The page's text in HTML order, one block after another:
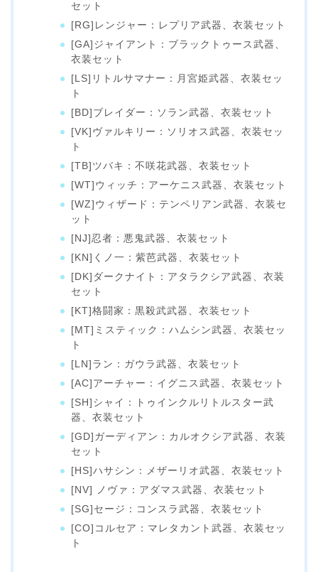
セット
[RG]レンジャー：レプリア武器、衣装セット
[GA]ジャイアント：ブラックトゥース武器、
衣装セット
[LS]リトルサマナー：月宮姫武器、衣装セッ
ト
[BD]ブレイダー：ソラン武器、衣装セット
[VK]ヴァルキリー：ソリオス武器、衣装セッ
ト
[TB]ツバキ：不咲花武器、衣装セット
[WT]ウィッチ：アーケニス武器、衣装セット
[WZ]ウィザード：テンペリアン武器、衣装セ
ット
[NJ]忍者：悪鬼武器、衣装セット
[KN]くノ一：紫芭武器、衣装セット
[DK]ダークナイト：アタラクシア武器、衣装
セット
[KT]格闘家：黒殺武武器、衣装セット
[MT]ミスティック：ハムシン武器、衣装セッ
ト
[LN]ラン：ガウラ武器、衣装セット
[AC]アーチャー：イグニス武器、衣装セット
[SH]シャイ：トゥインクルリトルスター武
器、衣装セット
[GD]ガーディアン：カルオクシア武器、衣装
セット
[HS]ハサシン：メザーリオ武器、衣装セット
[NV] ノヴァ：アダマス武器、衣装セット
[SG]セージ：コンスラ武器、衣装セット
[CO]コルセア：マレタカント武器、衣装セッ
ト